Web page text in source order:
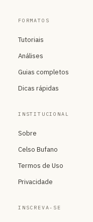
FORMATOS
Tutoriais
Análises
Guias completos
Dicas rápidas
INSTITUCIONAL
Sobre
Celso Bufano
Termos de Uso
Privacidade
INSCREVA-SE